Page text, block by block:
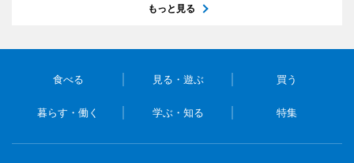
もっと見る
食べる 見る・遊ぶ 買う
暮らす・働く 学ぶ・知る 特集